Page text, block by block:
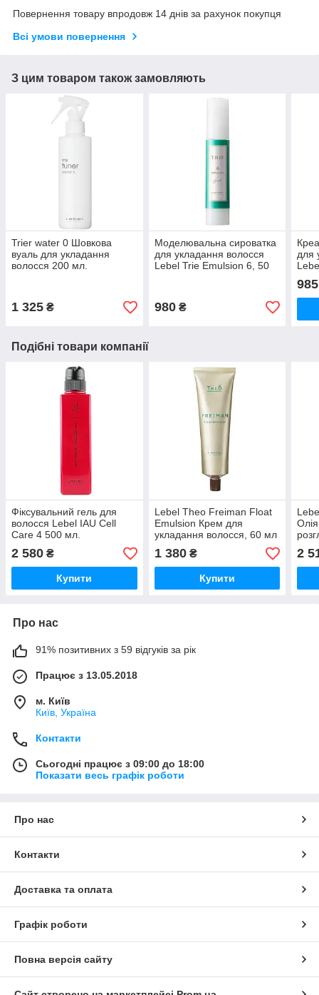
Повернення товару впродовж 14 днів за рахунок покупця
Всі умови повернення
З цим товаром також замовляють
Trier water 0 Шовкова
вуаль для укладання
волосся 200 мл.
1 325 ₴
Моделювальна сироватка
для укладання волосся
Lebel Trie Emulsion 6, 50
980₴
для
8,
985
Подібні товари компанії
Фіксувальний гель для
волосся Lebel IAU Cell
Care 4 500 мл.
2 580 ₴
Купити
Lebel Theo Freiman Float
Emulsion Крем для
укладання волосся, 60 мл
1 380₴
Купити
2
Про нас
91% позитивних з 59 відгуків за рік
Працює з 13.05.2018
м. Київ
Київ, Україна
Контакти
Сьогодні працює з 09:00 до 18:00
Показати весь графік роботи
Про нас
Контакти
Доставка та оплата
Графік роботи
Повна версія сайту